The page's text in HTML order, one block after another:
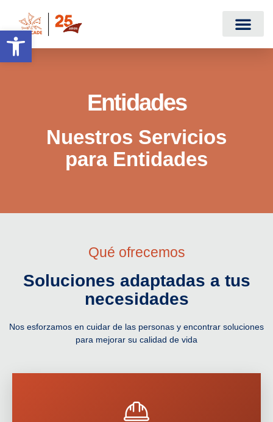
Abrir barra de herramientas
Entidades
Nuestros Servicios
para Entidades
Qué ofrecemos
Soluciones adaptadas a tus
necesidades
Nos esforzamos en cuidar de las personas y encontrar soluciones
para mejorar su calidad de vida